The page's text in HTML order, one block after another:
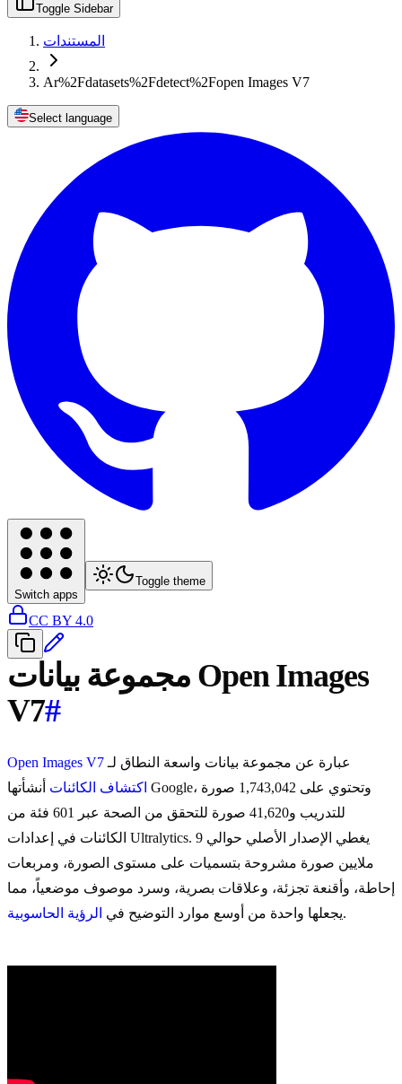
Toggle Sidebar
المستندات
Ar%2Fdatasets%2Fdetect%2Fopen Images V7
Select language
Switch apps
Toggle theme
CC BY 4.0
مجموعة بيانات Open Images
V7#
Open Images V7 عبارة عن مجموعة بيانات واسعة النطاق لـ
اكتشاف الكائنات أنشأتها Google، وتحتوي على 1,743,042 صورة
للتدريب و41,620 صورة للتحقق من الصحة عبر 601 فئة من
الكائنات في إعدادات Ultralytics. يغطي الإصدار الأصلي حوالي 9
ملايين صورة مشروحة بتسميات على مستوى الصورة، ومربعات
إحاطة، وأقنعة تجزئة، وعلاقات بصرية، وسرد موصوف موضعياً، مما
يجعلها واحدة من أوسع موارد التوضيح في الرؤية الحاسوبية .